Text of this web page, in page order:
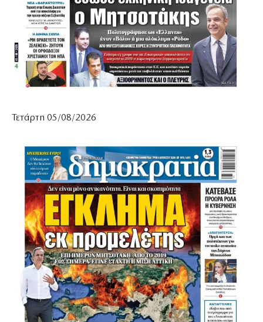
Τετάρτη 05/08/2026